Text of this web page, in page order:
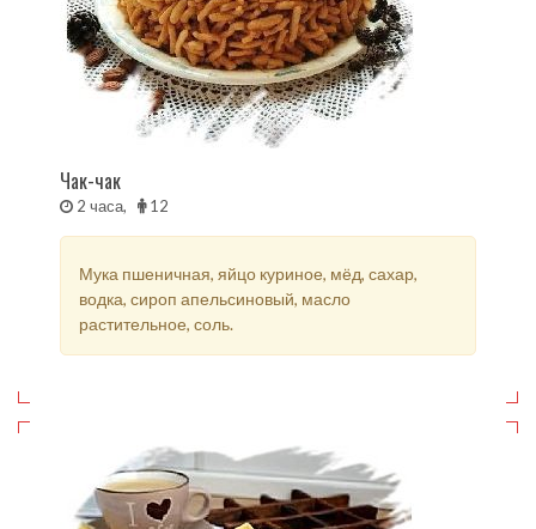
Чак-чак
2 часа, 12
Мука пшеничная, яйцо куриное, мёд, сахар,
водка, сироп апельсиновый, масло
растительное, соль.